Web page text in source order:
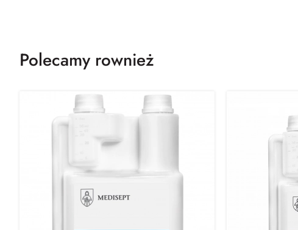
Polecamy rownież